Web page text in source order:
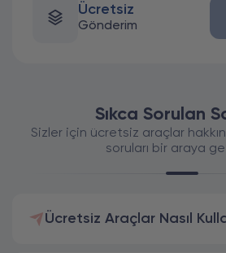
Ücretsiz
Gönderim
Sıkca Sorulan
Sizler için ücretsiz araçlar
soruları bir araya
Ücretsiz Araçlar Nasıl